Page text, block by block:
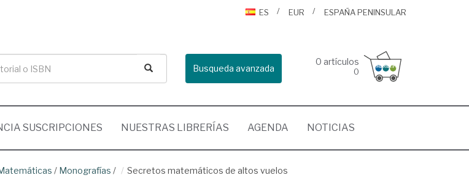
ES
EUR ESPAÑA PENINSULAR
Busqueda avanzada
0 artículos
0
SUSCRIPCIONES NUESTRAS LIBRERÍAS AGENDA NOTICIAS
/ Monografías / Secretos matemáticos de altos vuelos